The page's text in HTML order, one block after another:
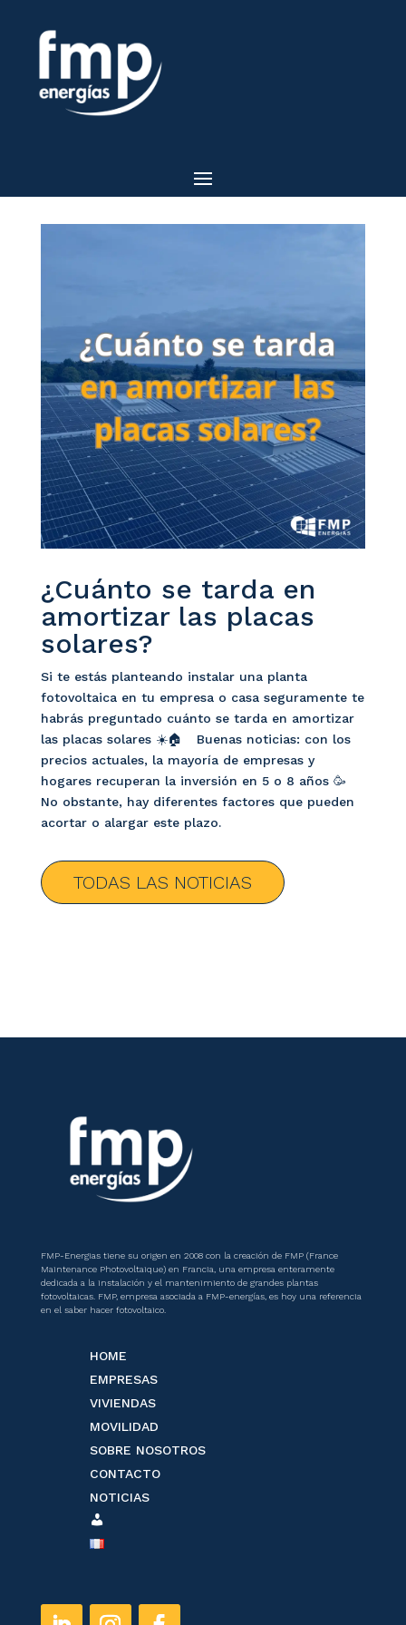
¿Cuánto se tarda en
amortizar las placas
solares?
Si te estás planteando instalar una planta
fotovoltaica en tu empresa o casa seguramente te
habrás preguntado cuánto se tarda en amortizar
las placas solares ☀️🏠 Buenas noticias: con los
precios actuales, la mayoría de empresas y
hogares recuperan la inversión en 5 o 8 años 🥳
No obstante, hay diferentes factores que pueden
acortar o alargar este plazo.
TODAS LAS NOTICIAS
FMP-Energias tiene su origen en 2008 con la creación de FMP (France
Maintenance Photovoltaique) en Francia, una empresa enteramente
dedicada a la instalación y el mantenimiento de grandes plantas
fotovoltaicas. FMP, empresa asociada a FMP-energías, es hoy una referencia
en el saber hacer fotovoltaico.
HOME
EMPRESAS
VIVIENDAS
MOVILIDAD
SOBRE NOSOTROS
CONTACTO
NOTICIAS
CLIENT